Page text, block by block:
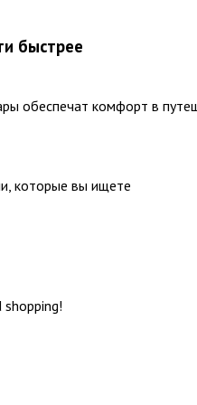
быстрее
обеспечат комфорт в
которые вы ищете
shopping!